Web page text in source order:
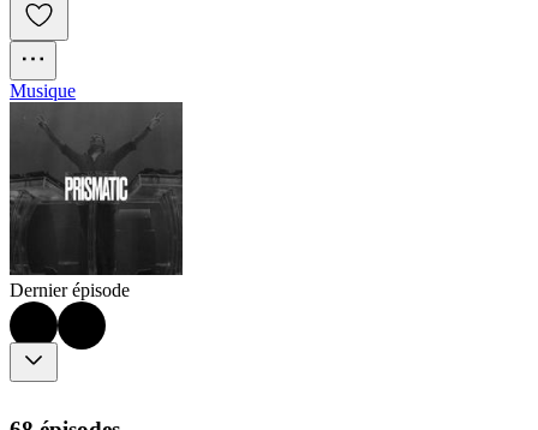
Musique
Dernier épisode